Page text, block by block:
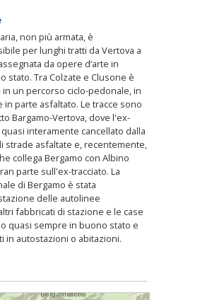
non più armata, è
per lunghi tratti da Vertova a
da opere d’arte in
stato. Tra Colzate e Clusone è
in un percorso ciclo-pedonale, in
parte asfaltato. Le tracce sono
Bargamo-Vertova, dove l'ex-
interamente cancellato dalla
strade asfaltate e, recentemente,
collega Bergamo con Albino
parte sull'ex-tracciato. La
di Bergamo è stata
delle autolinee
fabbricati di stazione e le case
quasi sempre in buono stato e
in autostazioni o abitazioni.